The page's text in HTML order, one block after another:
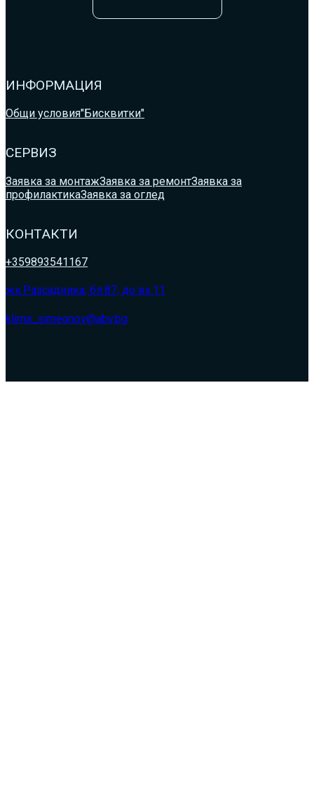
ИНФОРМАЦИЯ
Общи условия"Бисквитки"
СЕРВИЗ
Заявка за монтажЗаявка за ремонтЗаявка за
профилактикаЗаявка за оглед
КОНТАКТИ
+359893541167
жк.Разсадника, бл.87, до вх.11
klima_simeonov@abv.bg